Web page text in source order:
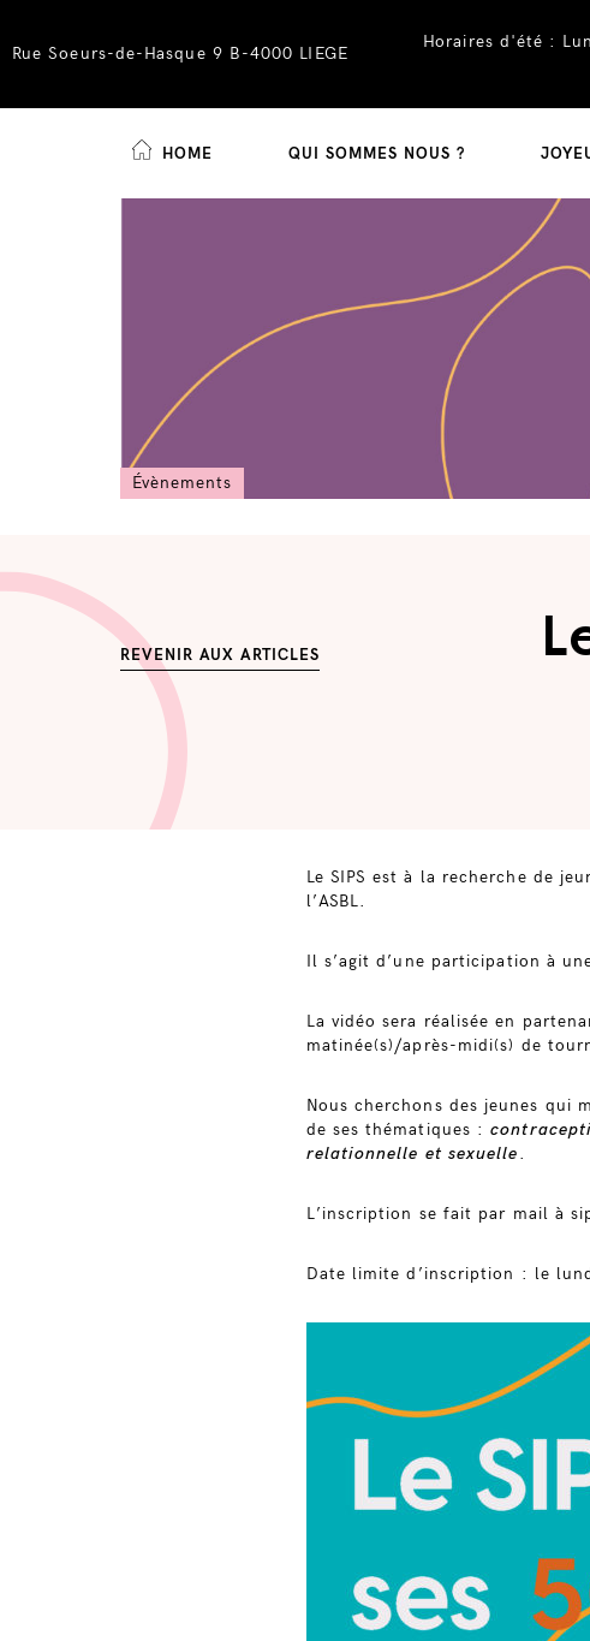
Rue Soeurs-de-Hasque 9 B-4000 LIEGE
Horaires d'été :
HOME QUI SOMMES NOUS ?
Évènements
REVENIR AUX ARTICLES
Le SIPS est à la recherche de
l’ASBL.
Il s’agit d’une participation à
La vidéo sera réalisée en
matinée(s)/après-midi(s) de
Nous cherchons des jeunes qui
de ses thématiques :
relationnelle et sexuelle.
L’inscription se fait par mail à
Date limite d’inscription : le